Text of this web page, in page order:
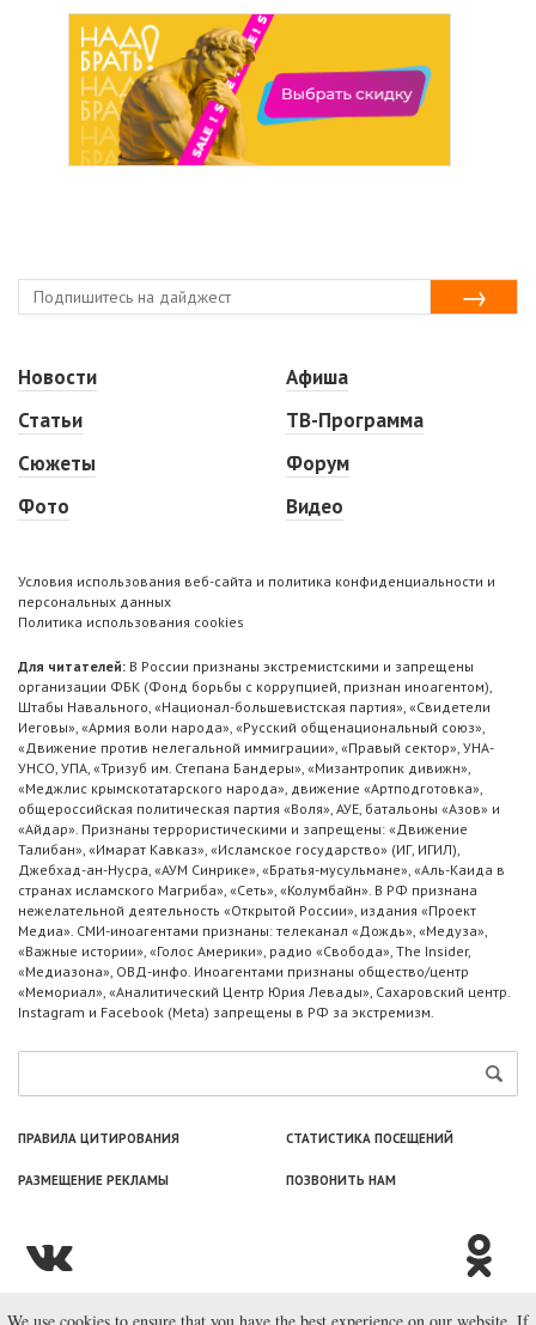
Новости
Статьи
Сюжеты
Фото
Афиша
ТВ-Программа
Форум
Видео
Условия использования веб-сайта и политика конфиденциальности и
персональных данных
Политика использования cookies
Для читателей: В России признаны экстремистскими и запрещены
организации ФБК (Фонд борьбы с коррупцией, признан иноагентом),
Штабы Навального, «Национал-большевистская партия», «Свидетели
Иеговы», «Армия воли народа», «Русский общенациональный союз»,
«Движение против нелегальной иммиграции», «Правый сектор», УНА-
УНСО, УПА, «Тризуб им. Степана Бандеры», «Мизантропик дивижн»,
«Меджлис крымскотатарского народа», движение «Артподготовка»,
общероссийская политическая партия «Воля», АУЕ, батальоны «Азов» и
«Айдар». Признаны террористическими и запрещены: «Движение
Талибан», «Имарат Кавказ», «Исламское государство» (ИГ, ИГИЛ),
Джебхад-ан-Нусра, «АУМ Синрике», «Братья-мусульмане», «Аль-Каида в
странах исламского Магриба», «Сеть», «Колумбайн». В РФ признана
нежелательной деятельность «Открытой России», издания «Проект
Медиа». СМИ-иноагентами признаны: телеканал «Дождь», «Медуза»,
«Важные истории», «Голос Америки», радио «Свобода», The Insider,
«Медиазона», ОВД-инфо. Иноагентами признаны общество/центр
«Мемориал», «Аналитический Центр Юрия Левады», Сахаровский центр.
Instagram и Facebook (Metа) запрещены в РФ за экстремизм.
ПРАВИЛА ЦИТИРОВАНИЯ СТАТИСТИКА ПОСЕЩЕНИЙ
РАЗМЕЩЕНИЕ РЕКЛАМЫ ПОЗВОНИТЬ НАМ
© ООО «Лаборатория Новоcтей», 2003—2026.